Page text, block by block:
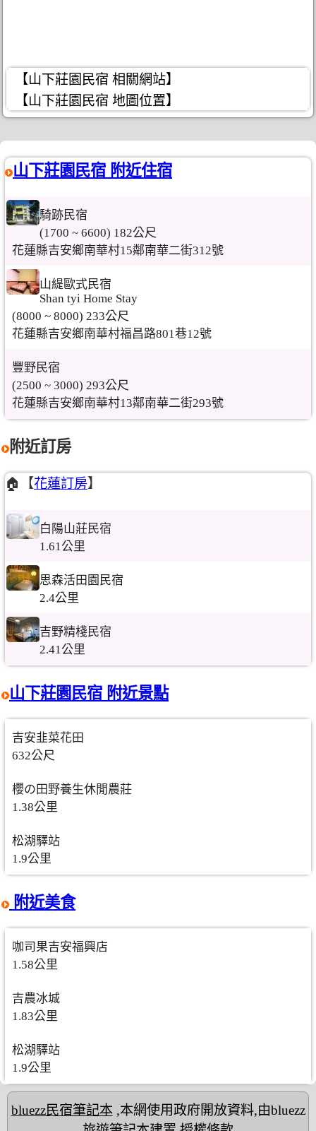
【山下莊園民宿 相關網站】
【山下莊園民宿 地圖位置】
山下莊園民宿 附近住宿
騎跡民宿
(1700 ~ 6600) 182公尺
花蓮縣吉安鄉南華村15鄰南華二街312號
山緹歐式民宿
Shan tyi Home Stay
(8000 ~ 8000) 233公尺
花蓮縣吉安鄉南華村福昌路801巷12號
豐野民宿
(2500 ~ 3000) 293公尺
花蓮縣吉安鄉南華村13鄰南華二街293號
附近訂房
🏠【花蓮訂房】
白陽山莊民宿
1.61公里
思森活田園民宿
2.4公里
吉野精棧民宿
2.41公里
山下莊園民宿 附近景點
吉安韭菜花田
632公尺
櫻の田野養生休閒農莊
1.38公里
松湖驛站
1.9公里
附近美食
咖司果吉安福興店
1.58公里
吉農冰城
1.83公里
松湖驛站
1.9公里
bluezz民宿筆記本,本網使用政府開放資料,由bluezz